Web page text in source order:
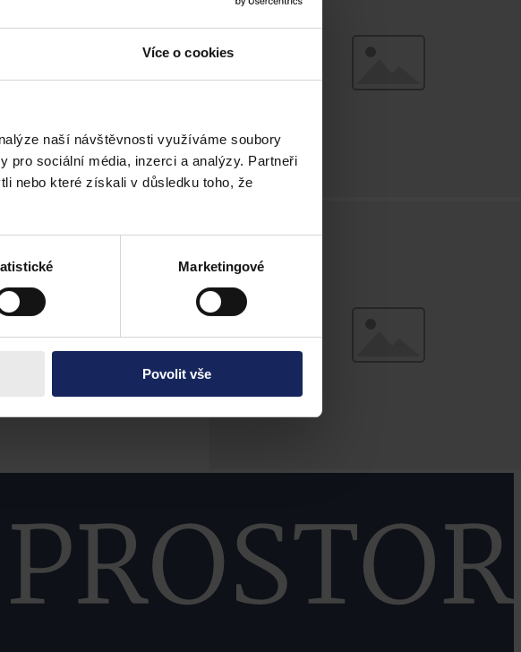
Více o cookies
naší návštěvnosti využíváme soubory
pro sociální média, inzerci a analýzy. Partneři
nebo které získali v důsledku toho, že
Marketingové
Povolit vše